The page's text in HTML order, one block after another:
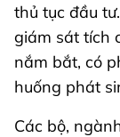
thủ tục đầu
giám sát tích
nắm bắt, có
huống phát
Các bộ,